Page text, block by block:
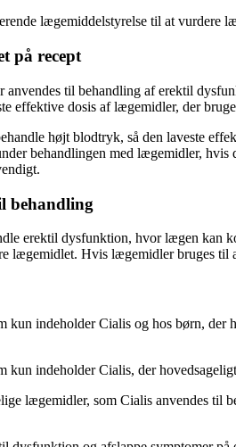
lægemiddelstyrelse til at vurdere
på recept
til behandling af erektil
effektive dosis af lægemidler, der
højt blodtryk, så den laveste
behandlingen med lægemidler,
behandling
erektil dysfunktion, hvor lægen kan
lægemidlet. Hvis lægemidler bruges
kun indeholder Cialis og hos børn,
kun indeholder Cialis, der
lægemidler, som Cialis anvendes